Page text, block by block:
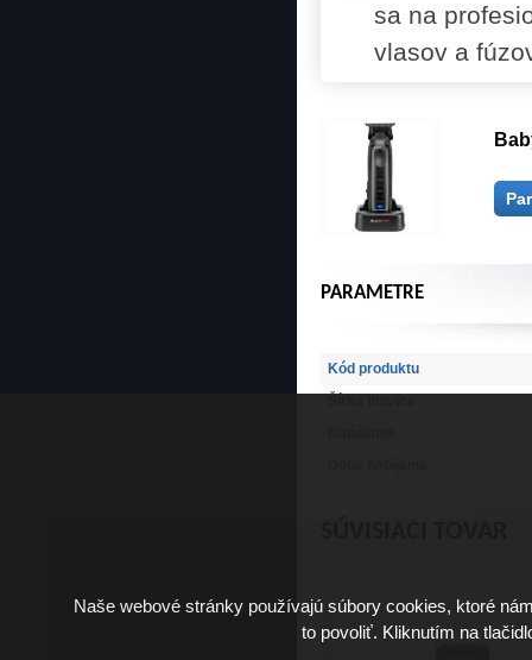
sa na
vlasov a
PARAMETRE
Kód produktu
Naše webové stránky používajú súbory cookies, ktoré
to povoliť. Kliknutím na